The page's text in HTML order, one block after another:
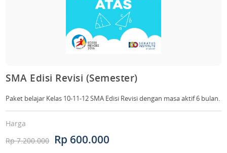
SMA Edisi Revisi (Semester)
Paket belajar Kelas 10-11-12 SMA Edisi Revisi dengan masa aktif 6 bulan.
Harga
Rp 7.200.000
Rp 600.000